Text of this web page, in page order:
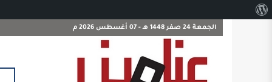
الجمعة 24 صفر 1448 هـ - 07 أغسطس 2026 م